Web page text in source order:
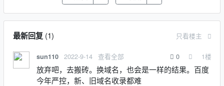
最新回复(1) 只看楼主
sun110 2022-9-14 查看全部 0 1楼
放弃吧，去搬砖。换域名，也会是一样的结果。百度
今年严控，新、旧域名收录都难